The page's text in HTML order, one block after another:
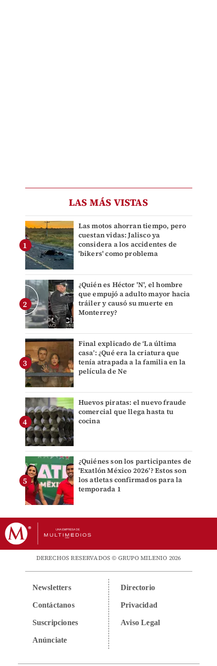
LAS MÁS VISTAS
Las motos ahorran tiempo, pero
cuestan vidas: Jalisco ya
considera a los accidentes de
'bikers' como problema
¿Quién es Héctor 'N', el hombre
que empujó a adulto mayor hacia
tráiler y causó su muerte en
Monterrey?
Final explicado de ‘La última
casa’: ¿Qué era la criatura que
tenía atrapada a la familia en la
película de Ne
Huevos piratas: el nuevo fraude
comercial que llega hasta tu
cocina
¿Quiénes son los participantes de
'Exatlón México 2026'? Estos son
los atletas confirmados para la
temporada 1
DERECHOS RESERVADOS © GRUPO MILENIO 2026
Newsletters
Contáctanos
Suscripciones
Anúnciate
Directorio
Privacidad
Aviso Legal